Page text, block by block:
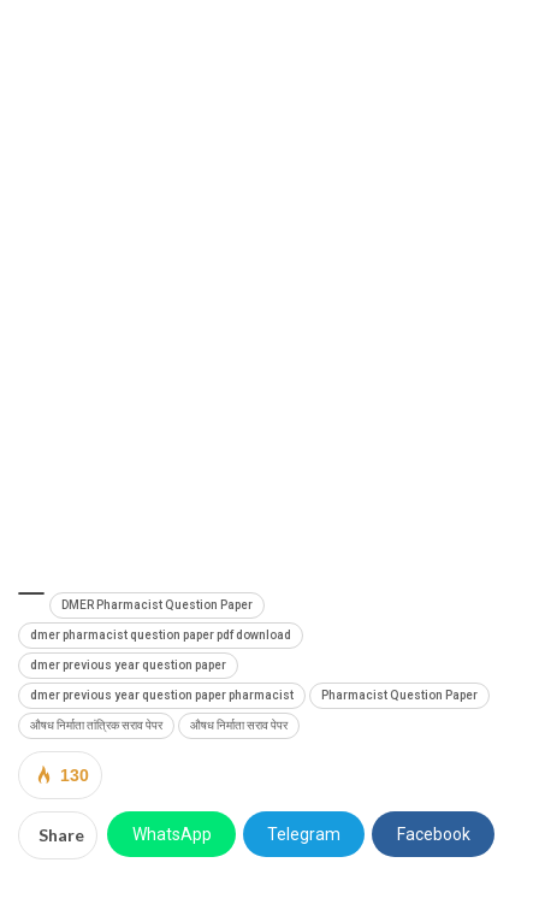
DMER Pharmacist Question Paper
dmer pharmacist question paper pdf download
dmer previous year question paper
dmer previous year question paper pharmacist Pharmacist Question Paper
औषध निर्माता तांत्रिक सराव पेपर औषध निर्माता सराव पेपर
130
Share WhatsApp Telegram Facebook